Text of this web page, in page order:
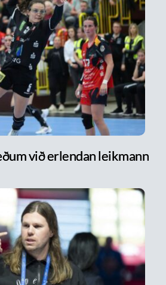
við erlendan leikmann